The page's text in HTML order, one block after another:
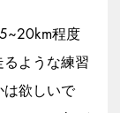
程度
ような練習
は欲しいで